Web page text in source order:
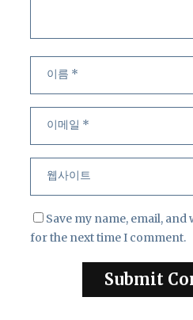
Save my name, email,
for the next time I comment.